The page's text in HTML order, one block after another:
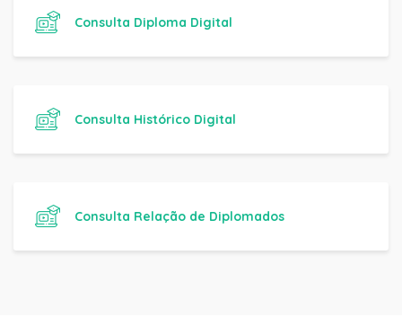
Consulta Diploma Digital
Consulta Histórico Digital
Consulta Relação de Diplomados